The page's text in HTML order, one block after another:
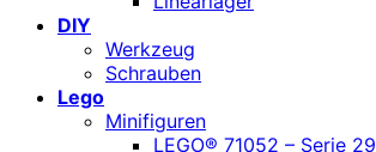
DIY
Werkzeug
Schrauben
Lego
Minifiguren
LEGO® 71052 – Serie 29